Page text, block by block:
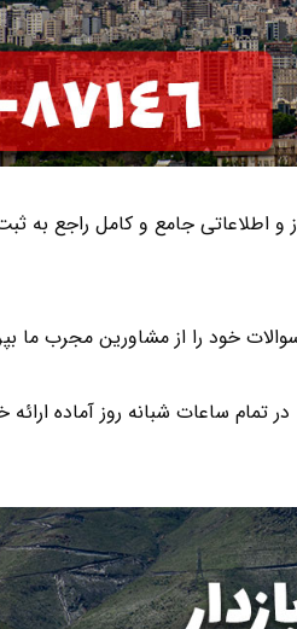
و اطلاعاتی جامع و کامل راجع به
خود را از مشاورین مجرب ما
در تمام ساعات شبانه روز آماده